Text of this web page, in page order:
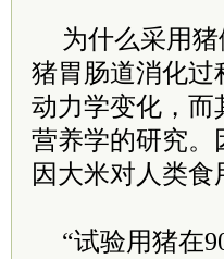
为什么采用
猪胃肠道消化过
动力学变化，而
营养学的研究。
因大米对人类食
“试验用猪在